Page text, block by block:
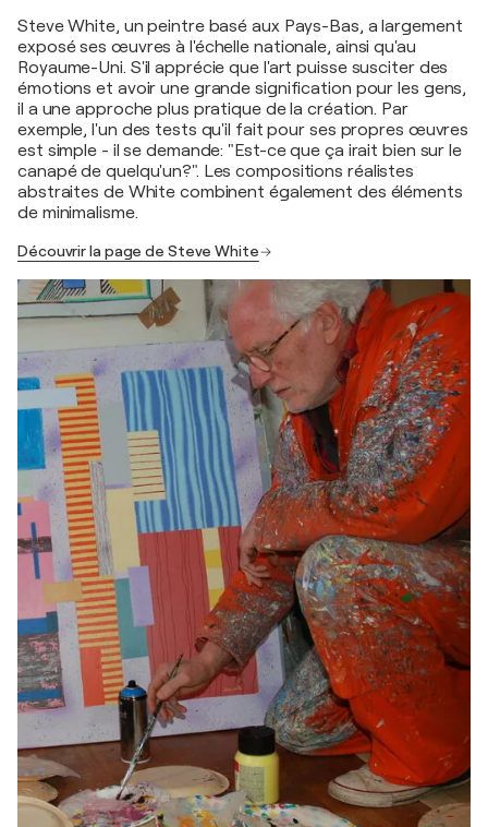
Steve White, un peintre basé aux Pays-Bas, a largement
exposé ses œuvres à l'échelle nationale, ainsi qu'au
Royaume-Uni. S'il apprécie que l'art puisse susciter des
émotions et avoir une grande signification pour les gens,
il a une approche plus pratique de la création. Par
exemple, l'un des tests qu'il fait pour ses propres œuvres
est simple - il se demande: "Est-ce que ça irait bien sur le
canapé de quelqu'un?". Les compositions réalistes
abstraites de White combinent également des éléments
de minimalisme.
Découvrir la page de Steve White